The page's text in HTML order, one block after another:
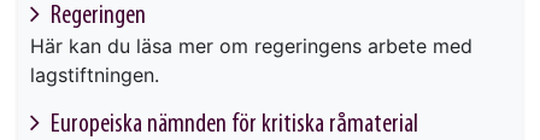
Regeringen
Här kan du läsa mer om regeringens arbete med
lagstiftningen.
Europeiska nämnden för kritiska råmaterial